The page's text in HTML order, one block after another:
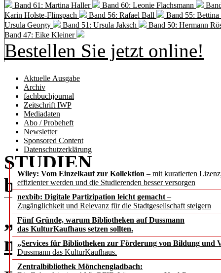
Band 61: Martina Haller
Band 60: Leonie Flachsmann
Karin Holste-Flinspach
Band 56: Rafael Ball
Band 55:
Ursula Georgy
Band 51: Ursula Jaksch Band 50: Hermann
Band 47: Eike Kleiner
Bestellen Sie jetzt online!
Aktuelle Ausgabe
Archiv
fachbuchjournal
Zeitschrift IWP
Mediadaten
Abo / Probeheft
Newsletter
Sponsored Content
Datenschutzerklärung
Wiley: Vom Einzelkauf zur Kollektion – mit kuratierten
effizienter werden und die Studierenden besser versorgen
nexbib: Digitale Partizipation leicht gemacht –
Zugänglichkeit und Relevanz für die Stadtgesellschaft steigern
Fünf Gründe, warum Bibliotheken auf Dussmann
das KulturKaufhaus setzen sollten.
„Services für Bibliotheken zur Förderung von Bildung und
Dussmann das KulturKaufhaus.
Zentralbibliothek Mönchengladbach:
STUDIEN
b.i.t.online3 / 2023
„Data Stewardship” –
mit unterschiedlichen